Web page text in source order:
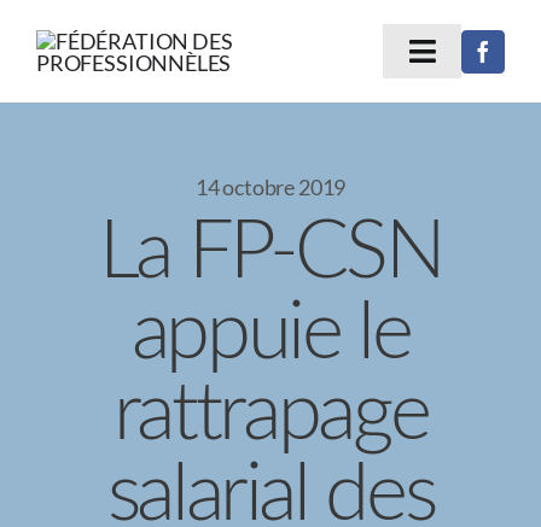
contenu
Toggle
À propos
Secteurs
Se syndiquer
Dossiers
14 octobre 2019
La FP-CSN
appuie le
rattrapage
salarial des